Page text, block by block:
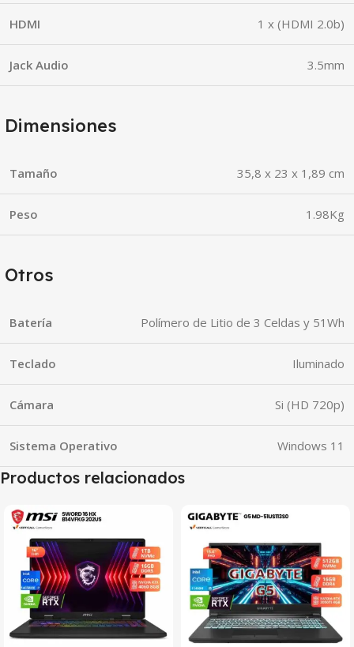
HDMI 1 x (HDMI 2.0b)
Jack Audio 3.5mm
Dimensiones
Tamaño 35,8 x 23 x 1,89 cm
Peso 1.98Kg
Otros
Batería Polímero de Litio de 3 Celdas y 51Wh
Teclado Iluminado
Cámara Si (HD 720p)
Sistema Operativo Windows 11
Productos relacionados
SALE